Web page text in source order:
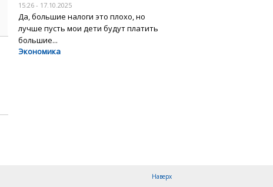
15:26 - 17.10.2025
Да, большие налоги это плохо, но
лучше пусть мои дети будут платить
большие...
Экономика
Наверх